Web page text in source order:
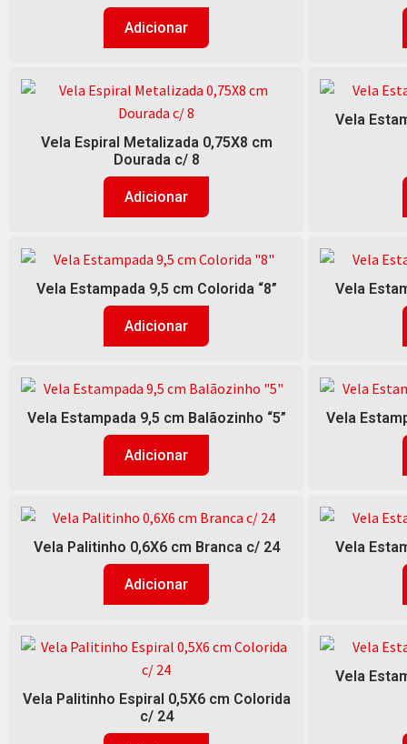
Adicionar
Vela Espiral Metalizada 0,75X8 cm
Dourada c/ 8
Adicionar
Vela
Vela Estampada 9,5 cm Colorida “8”
Adicionar
Vela
Vela Estampada 9,5 cm Balãozinho “5”
Adicionar
Vela
Vela Palitinho 0,6X6 cm Branca c/ 24
Adicionar
Vela
Vela Palitinho Espiral 0,5X6 cm Colorida
c/ 24
Vela